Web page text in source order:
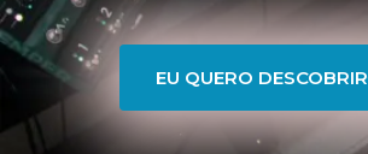
EU QUERO DESCOBRIR